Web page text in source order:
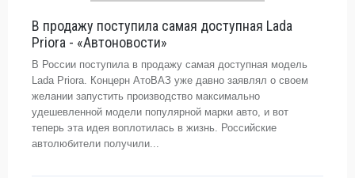
В продажу поступила самая доступная Lada
Priora - «Автоновости»
В России поступила в продажу самая доступная модель
Lada Priora. Концерн АтоВАЗ уже давно заявлял о своем
желании запустить производство максимально
удешевленной модели популярной марки авто, и вот
теперь эта идея воплотилась в жизнь. Российские
автолюбители получили...